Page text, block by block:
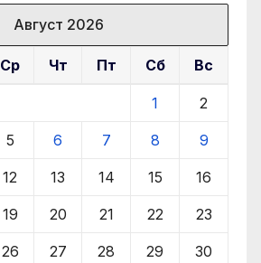
Август 2026
Ср Чт Пт Сб Вс
1 2
5 6 7 8 9
12 13 14 15 16
19 20 21 22 23
26 27 28 29 30